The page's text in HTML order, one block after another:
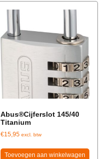
Abus®Cijferslot 145/40
Titanium
€15,95 excl. btw
Toevoegen aan winkelwagen